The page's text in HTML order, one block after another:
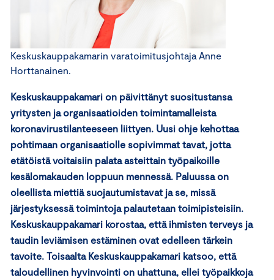
Keskuskauppakamarin varatoimitusjohtaja Anne
Horttanainen.
Keskuskauppakamari on päivittänyt suositustansa
yritysten ja organisaatioiden toimintamalleista
koronavirustilanteeseen liittyen. Uusi ohje kehottaa
pohtimaan organisaatiolle sopivimmat tavat, jotta
etätöistä voitaisiin palata asteittain työpaikoille
kesälomakauden loppuun mennessä. Paluussa on
oleellista miettiä suojautumistavat ja se, missä
järjestyksessä toimintoja palautetaan toimipisteisiin.
Keskuskauppakamari korostaa, että ihmisten terveys ja
taudin leviämisen estäminen ovat edelleen tärkein
tavoite. Toisaalta Keskuskauppakamari katsoo, että
taloudellinen hyvinvointi on uhattuna, ellei työpaikkoja